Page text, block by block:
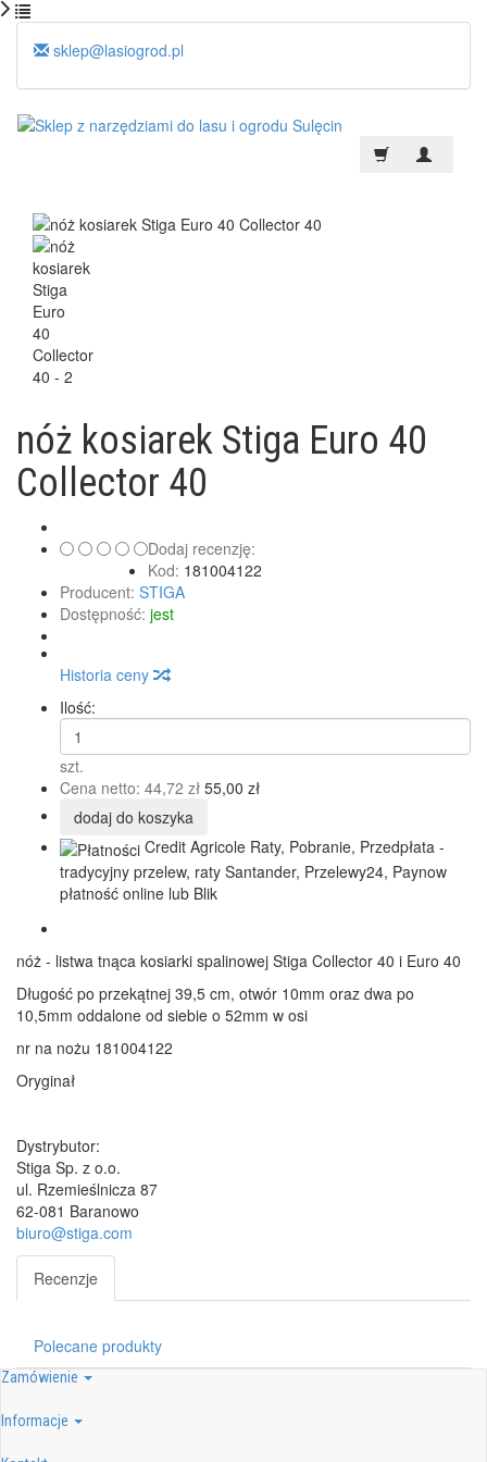
sklep@lasiogrod.pl
nóż kosiarek Stiga Euro 40
Collector 40
Dodaj recenzję:
Kod: 181004122
Producent: STIGA
Dostępność: jest
Historia ceny
Ilość:
szt.
Cena netto: 44,72 zł 55,00 zł
dodaj do koszyka
Credit Agricole Raty, Pobranie, Przedpłata -
tradycyjny przelew, raty Santander, Przelewy24, Paynow
płatność online lub Blik
nóż - listwa tnąca kosiarki spalinowej Stiga Collector 40 i Euro 40
Długość po przekątnej 39,5 cm, otwór 10mm oraz dwa po
10,5mm oddalone od siebie o 52mm w osi
nr na nożu 181004122
Oryginał
Dystrybutor:
Stiga Sp. z o.o.
ul. Rzemieślnicza 87
62-081 Baranowo
biuro@stiga.com
Recenzje
Polecane produkty
Zamówienie
Informacje